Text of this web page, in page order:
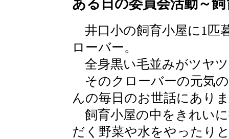
ある日の委員会活動～
井口小の飼育小屋に1匹
ローバー。
全身黒い毛並みがツヤ
そのクローバーの元気
んの毎日のお世話にあり
飼育小屋の中をきれい
だく野菜や水をやったり